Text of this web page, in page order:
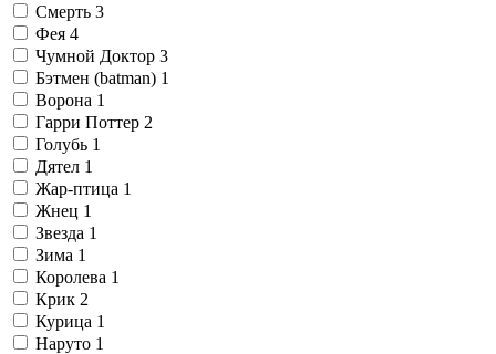
Смерть 3
Фея 4
Чумной Доктор 3
Бэтмен (batman) 1
Ворона 1
Гарри Поттер 2
Голубь 1
Дятел 1
Жар-птица 1
Жнец 1
Звезда 1
Зима 1
Королева 1
Крик 2
Курица 1
Наруто 1